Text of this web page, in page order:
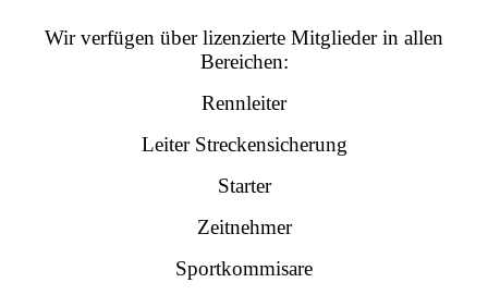
Wir verfügen über lizenzierte Mitglieder in allen
Bereichen:
Rennleiter
Leiter Streckensicherung
Starter
Zeitnehmer
Sportkommisare